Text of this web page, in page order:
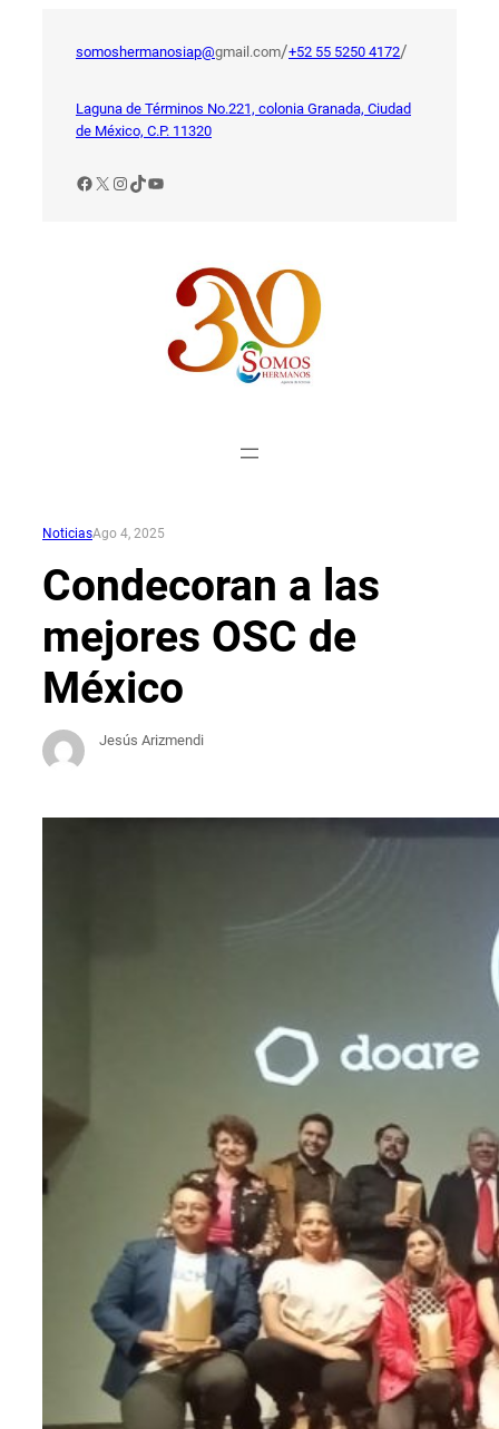
somoshermanosiap@gmail.com/+52 55 5250 4172/
Laguna de Términos No.221, colonia Granada, Ciudad
de México, C.P. 11320
Facebook
X Instagram
TikTok
YouTube
NoticiasAgo 4, 2025
Condecoran a las
mejores OSC de
México
Jesús Arizmendi